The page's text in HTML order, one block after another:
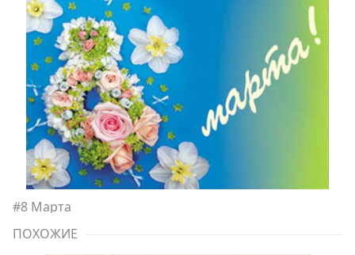
#8 Марта
ПОХОЖИЕ